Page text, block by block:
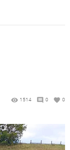
1514 0 0